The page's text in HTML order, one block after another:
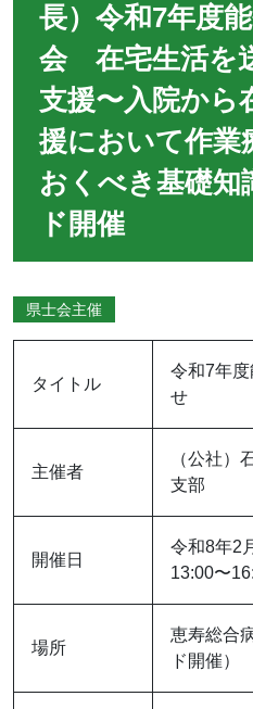
長）令和7年度
会 在宅生活を
支援〜入院から
援において作業
おくべき基礎
ド開催
県士会主催
タイトル
令和7年
せ
主催者
（公社
支部
開催日
令和8年2
13:00〜
場所
恵寿総合
ド開催）